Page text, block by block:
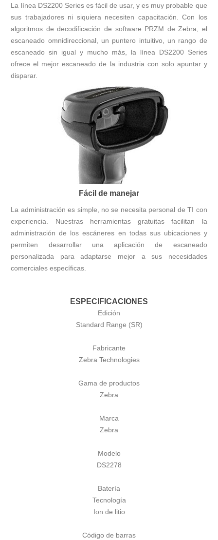
La línea DS2200 Series es fácil de usar, y es muy probable que
sus trabajadores ni siquiera necesiten capacitación. Con los
algoritmos de decodificación de software PRZM de Zebra, el
escaneado omnidireccional, un puntero intuitivo, un rango de
escaneado sin igual y mucho más, la línea DS2200 Series
ofrece el mejor escaneado de la industria con solo apuntar y
disparar.
Fácil de manejar
La administración es simple, no se necesita personal de TI con
experiencia. Nuestras herramientas gratuitas facilitan la
administración de los escáneres en todas sus ubicaciones y
permiten desarrollar una aplicación de escaneado
personalizada para adaptarse mejor a sus necesidades
comerciales específicas.
ESPECIFICACIONES
Edición
Standard Range (SR)
Fabricante
Zebra Technologies
Gama de productos
Zebra
Marca
Zebra
Modelo
DS2278
Batería
Tecnología
Ion de litio
Código de barras